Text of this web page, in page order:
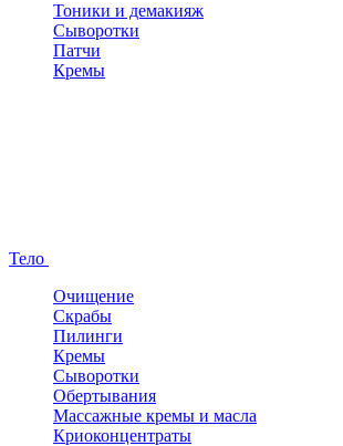
Тоники и демакияж
Сыворотки
Патчи
Кремы
Тело
Очищение
Скрабы
Пилинги
Кремы
Сыворотки
Обертывания
Массажные кремы и масла
Криоконцентраты